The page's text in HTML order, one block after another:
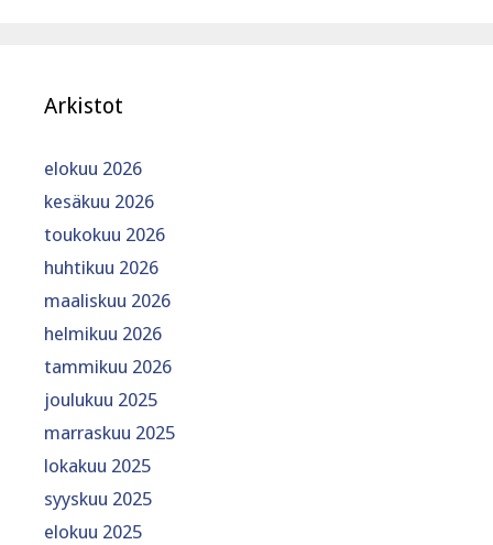
Arkistot
elokuu 2026
kesäkuu 2026
toukokuu 2026
huhtikuu 2026
maaliskuu 2026
helmikuu 2026
tammikuu 2026
joulukuu 2025
marraskuu 2025
lokakuu 2025
syyskuu 2025
elokuu 2025